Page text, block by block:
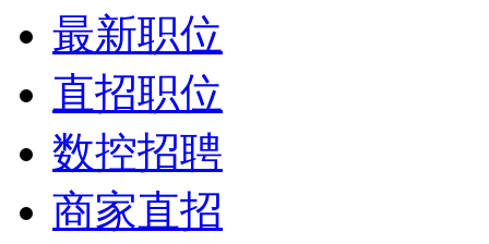
最新职位
直招职位
数控招聘
商家直招